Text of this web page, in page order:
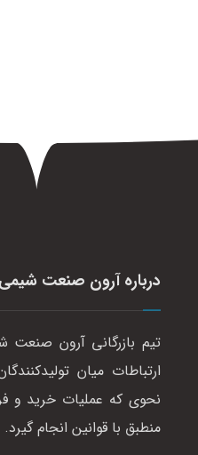
درباره آرون صنعت شیمی
تیم بازرگانی آرون صنعت
ارتباطات میان
نحوی که عملیات خرید و
منطبق با قوانین انجام گیرد.